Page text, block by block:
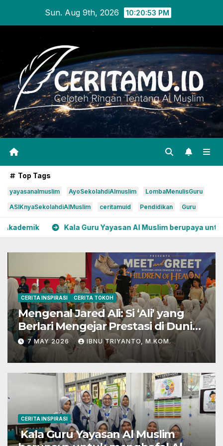
Sun. Aug 9th, 2026 10:20:54 PM
Top Tags
yayasanalmuslim AyoSekolahdiAlmuslim LombaMenulisGuru
ASIKnyaSekolahdiAlMuslim ceritamuid Pendidikan Guru
Kala Guru Yayasan Al Muslim berupaya untuk menghafal
CERITA INSPIRASI CERITA TOKOH
Mengenal Jared Ali: Si ‘Ali’ yang
Berlari Mengejar Prestasi di Dunia
Film dan Akademik
7 MAY 2026 IBNU TRIYANTO, M.KOM.
CERITA INSPIRASI
Kala Guru Yayasan Al Muslim